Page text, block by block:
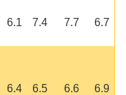
6.1 7.4 7.7 6.7
6.4 6.5 6.6 6.9